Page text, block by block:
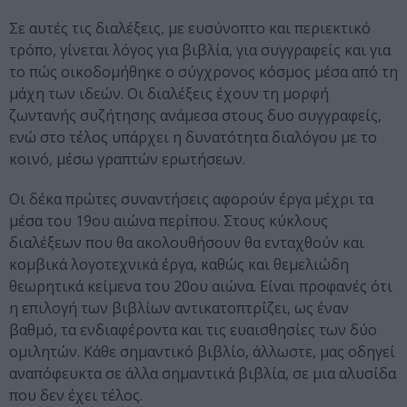
Σε αυτές τις διαλέξεις, με ευσύνοπτο και περιεκτικό
τρόπο, γίνεται λόγος για βιβλία, για συγγραφείς και για
το πώς οικοδομήθηκε ο σύγχρονος κόσμος μέσα από τη
μάχη των ιδεών. Οι διαλέξεις έχουν τη μορφή
ζωντανής συζήτησης ανάμεσα στους δυο συγγραφείς,
ενώ στο τέλος υπάρχει η δυνατότητα διαλόγου με το
κοινό, μέσω γραπτών ερωτήσεων.
Οι δέκα πρώτες συναντήσεις αφορούν έργα μέχρι τα
μέσα του 19ου αιώνα περίπου. Στους κύκλους
διαλέξεων που θα ακολουθήσουν θα ενταχθούν και
κομβικά λογοτεχνικά έργα, καθώς και θεμελιώδη
θεωρητικά κείμενα του 20ου αιώνα. Είναι προφανές ότι
η επιλογή των βιβλίων αντικατοπτρίζει, ως έναν
βαθμό, τα ενδιαφέροντα και τις ευαισθησίες των δύο
ομιλητών. Κάθε σημαντικό βιβλίο, άλλωστε, μας οδηγεί
αναπόφευκτα σε άλλα σημαντικά βιβλία, σε μια αλυσίδα
που δεν έχει τέλος.